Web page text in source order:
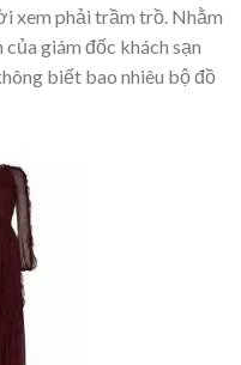
xem phải trầm trồ. Nhằm
giám đốc khách sạn
biết bao nhiêu bộ đồ